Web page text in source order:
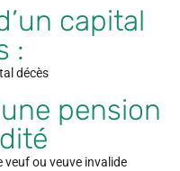
capital
:
décès
pension
veuf ou veuve invalide